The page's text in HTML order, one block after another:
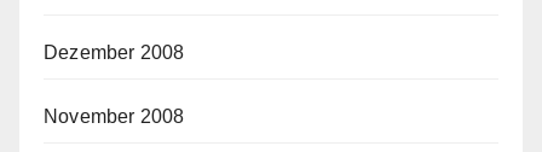
Dezember 2008
November 2008